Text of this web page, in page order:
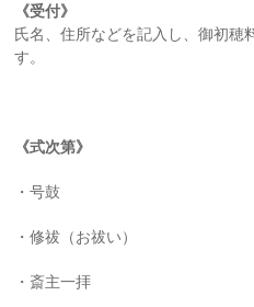
《受付》
氏名、住所などを記入し、御初穂
す。
《式次第》
・号鼓
・修祓（お祓い）
・斎主一拝